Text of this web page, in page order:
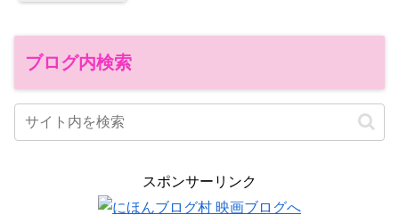
ブログ内検索
スポンサーリンク